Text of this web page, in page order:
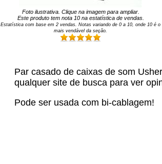
Foto ilustrativa. Clique na imagem para ampliar.
Este produto tem nota 10na estatística de vendas.
Estatística com base em2 vendas. Notas variando de0 a 10 , onde 10 é o
mais vendável da seção.
Par casado de caixas de som
qualquer site de busca para ver
Pode ser usada com bi-cablagem!